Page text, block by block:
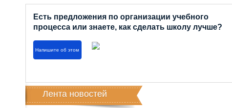
Есть предложения по организации учебного
процесса или знаете, как сделать школу лучше?
Напишите об этом
Лента новостей